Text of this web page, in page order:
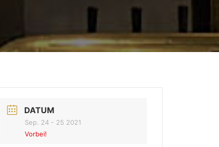
DATUM
Sep. 24 - 25 2021
Vorbei!